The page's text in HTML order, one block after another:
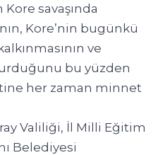
savaşında
Kore’nin bugünkü
ve
bu yüzden
her zaman minnet
Valiliği, İl Milli Eğitim
Belediyesi